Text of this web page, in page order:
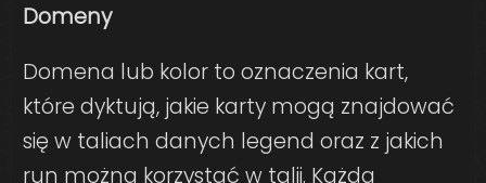
Domeny
Domena lub kolor to oznaczenia kart,
które dyktują, jakie karty mogą znajdować
się w taliach danych legend oraz z jakich
run można korzystać w talii. Każda